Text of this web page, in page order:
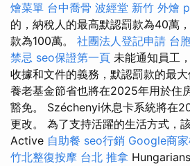
燴菜單 台中喬骨 波經堂 新竹 外燴
的，納稅人的最高默認罰款為40萬
款為100萬。 社團法人登記申請 台
禁忌 seo保證第一頁 未能通知員工
收據和文件的義務，默認罰款的最大
養老基金節省也將在2025年用於住
豁免。 Széchenyi休息卡系統將在
更改。 為了支持活躍的生活方式，
Active 自助餐 seo行銷 Google商
竹北整復按摩 台北 推拿